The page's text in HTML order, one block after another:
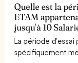
Quelle est la
ETAM
jusqu'à 10
La période d'essai
spécifiquement